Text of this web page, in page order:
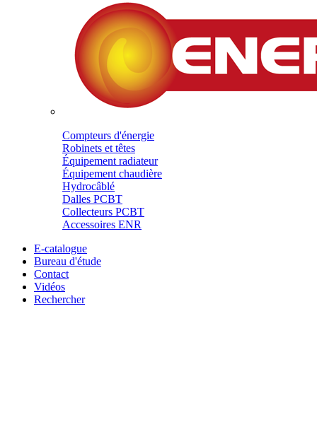
Compteurs d'énergie
Robinets et têtes
Équipement radiateur
Équipement chaudière
Hydrocâblé
Dalles PCBT
Collecteurs PCBT
Accessoires ENR
E-catalogue
Bureau d'étude
Contact
Vidéos
Rechercher